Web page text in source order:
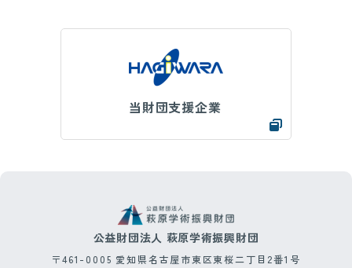
当財団支援企業
公益財団法人 萩原学術振興財団
〒461-0005 愛知県名古屋市東区東桜二丁目2番1号